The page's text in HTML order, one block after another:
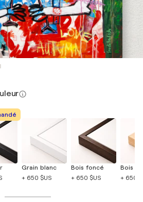
Grain blanc
+ 650 $US
Bois foncé
+ 650 $US
Bois
+ 650